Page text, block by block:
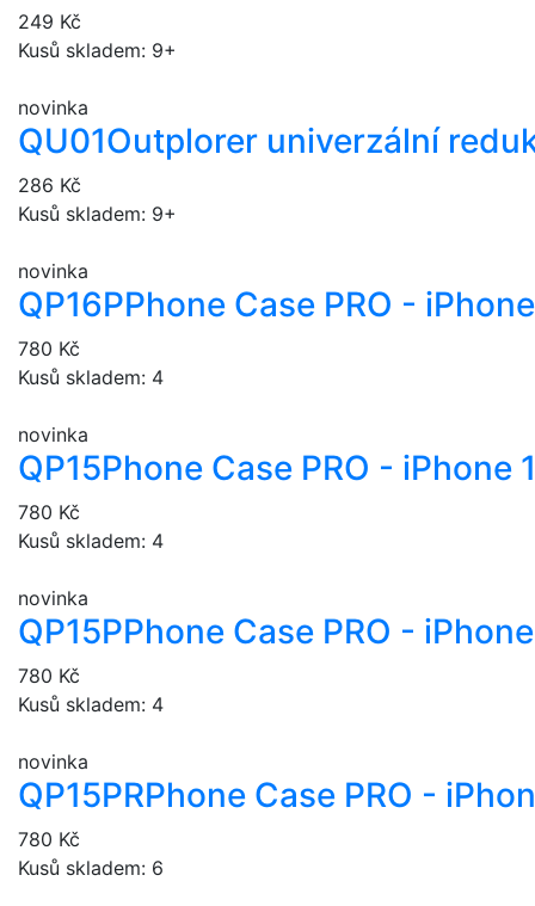
249 Kč
Kusů skladem: 9+
novinka
QU01Outplorer univerzální
286 Kč
Kusů skladem: 9+
novinka
QP16PPhone Case PRO -
780 Kč
Kusů skladem: 4
novinka
QP15Phone Case PRO - iPhone
780 Kč
Kusů skladem: 4
novinka
QP15PPhone Case PRO -
780 Kč
Kusů skladem: 4
novinka
QP15PRPhone Case PRO -
780 Kč
Kusů skladem: 6